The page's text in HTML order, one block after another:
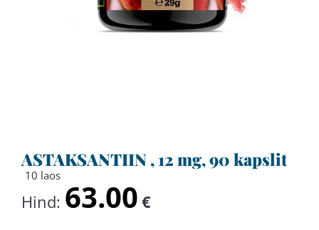
ASTAKSANTIIN , 12 mg, 90 kapslit
10 laos
Hind: 63.00 €